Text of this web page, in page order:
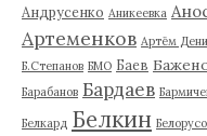
Андрусенко Аникеевка
Артеменков Артём
Б.Степанов БМО Баев
Барабанов Бардаев
Белкард Белкин